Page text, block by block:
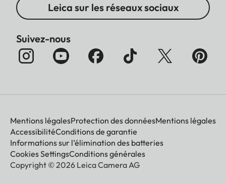
Leica sur les réseaux sociaux
Suivez-nous
Mentions légalesProtection des donnéesMentions légales
AccessibilitéConditions de garantie
Informations sur l’élimination des batteries
Cookies SettingsConditions générales
Copyright © 2026 Leica Camera AG